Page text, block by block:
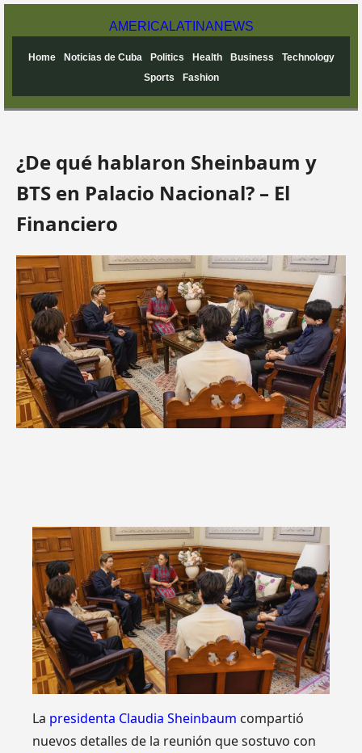
AMERICA LATINANEWS
Home Noticias de Cuba Politics Health Business
Technology
Sports
Fashion
¿De qué hablaron Sheinbaum y
BTS en Palacio Nacional? – El
Financiero
La presidenta Claudia Sheinbaum compartió
nuevos detalles de la reunión que sostuvo con